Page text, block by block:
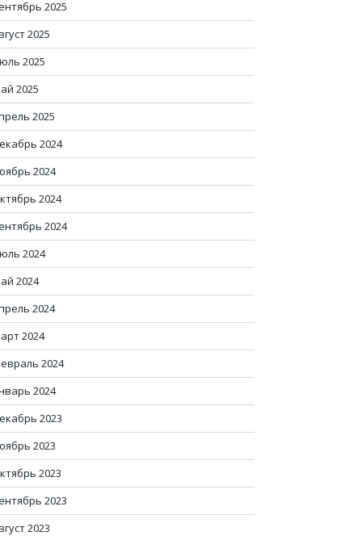
2025
2025
2025
2025
2025
2024
2024
2024
2024
2024
2024
2024
2024
2024
2024
2023
2023
2023
2023
2023